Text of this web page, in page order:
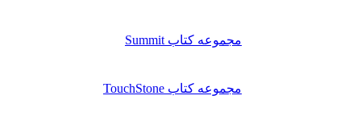
مجموعه کتاب Summit
مجموعه کتاب TouchStone